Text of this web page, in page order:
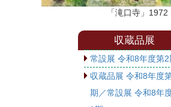
「滝口寺」1972
収蔵品展
常設展 令和8年度第2
収蔵品展 令和8年度
期／常設展 令和8年